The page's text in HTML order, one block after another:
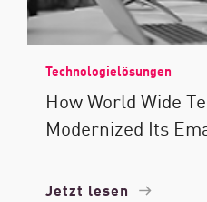
Technologielösungen
How World Wide
Modernized Its
Jetzt lesen